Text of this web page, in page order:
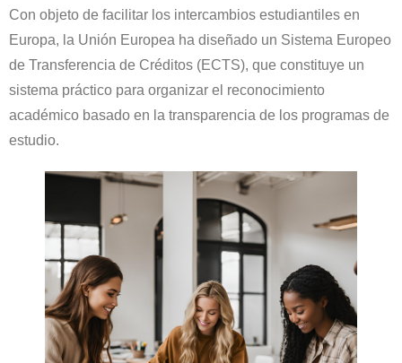
Con objeto de facilitar los intercambios estudiantiles en
Europa, la Unión Europea ha diseñado un Sistema Europeo
de Transferencia de Créditos (ECTS), que constituye un
sistema práctico para organizar el reconocimiento
académico basado en la transparencia de los programas de
estudio.